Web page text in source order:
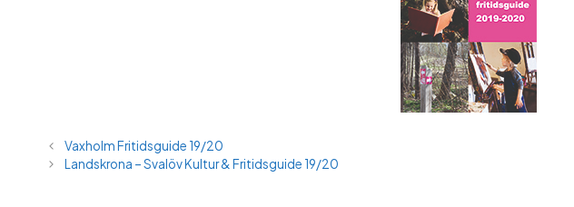
Vaxholm Fritidsguide 19/20
Landskrona – Svalöv Kultur & Fritidsguide 19/20